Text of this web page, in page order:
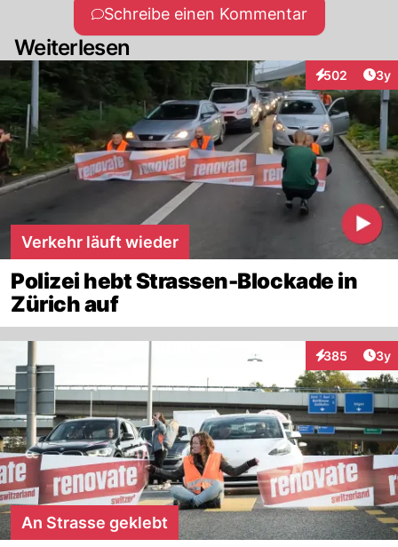
Schreibe einen Kommentar
Weiterlesen
502
Interaktionen
3y
Verkehr läuft wieder
Polizei hebt Strassen-Blockade in
Zürich auf
385
Interaktionen
3y
An Strasse geklebt